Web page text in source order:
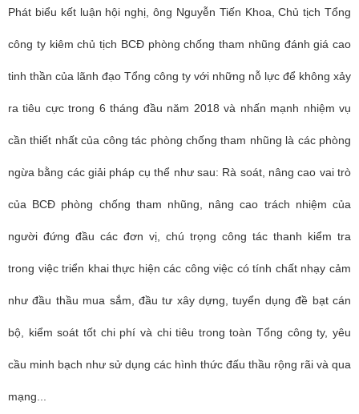
Phát biểu kết luận hội nghị, ông Nguyễn Tiến Khoa, Chủ tịch Tổng
công ty kiêm chủ tịch BCĐ phòng chống tham nhũng đánh giá cao
tinh thần của lãnh đạo Tổng công ty với những nỗ lực để không xảy
ra tiêu cực trong 6 tháng đầu năm 2018 và nhấn mạnh nhiệm vụ
cần thiết nhất của công tác phòng chống tham nhũng là các phòng
ngừa bằng các giải pháp cụ thể như sau: Rà soát, nâng cao vai trò
của BCĐ phòng chống tham nhũng, nâng cao trách nhiệm của
người đứng đầu các đơn vị, chú trọng công tác thanh kiểm tra
trong việc triển khai thực hiện các công việc có tính chất nhạy cảm
như đầu thầu mua sắm, đầu tư xây dựng, tuyển dụng đề bạt cán
bộ, kiểm soát tốt chi phí và chi tiêu trong toàn Tổng công ty, yêu
cầu minh bạch như sử dụng các hình thức đấu thầu rộng rãi và qua
mạng...